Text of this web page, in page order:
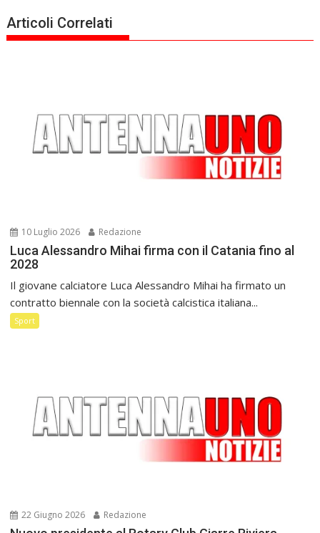
Articoli Correlati
10 Luglio 2026 Redazione
Luca Alessandro Mihai firma con il Catania fino al
2028
Il giovane calciatore Luca Alessandro Mihai ha firmato un
contratto biennale con la società calcistica italiana...
Sport
22 Giugno 2026 Redazione